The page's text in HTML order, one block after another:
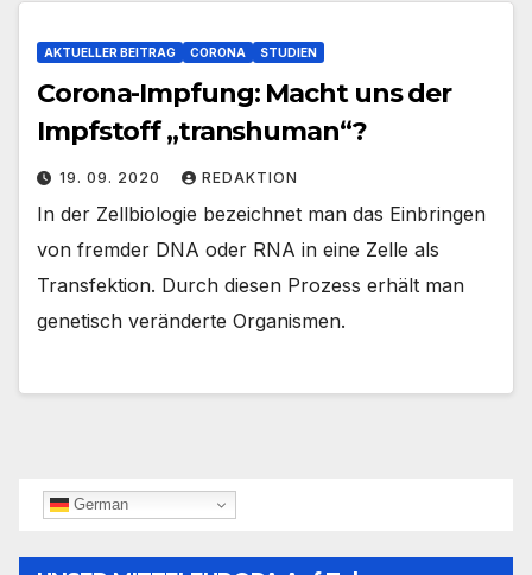
AKTUELLER BEITRAG CORONA STUDIEN
Corona-Impfung: Macht uns der
Impfstoff „transhuman“?
19. 09. 2020 REDAKTION
In der Zellbiologie bezeichnet man das Einbringen
von fremder DNA oder RNA in eine Zelle als
Transfektion. Durch diesen Prozess erhält man
genetisch veränderte Organismen.
German